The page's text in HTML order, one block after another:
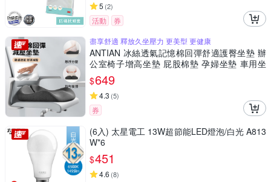
5 (2)
活動
券
盡享舒適 釋放久坐壓力 更美型 更健康
ANTIAN 冰絲透氣記憶棉回彈舒適護臀坐墊 辦
公室椅子增高坐墊 屁股棉墊 孕婦坐墊 車用坐
墊 痔瘡墊
$649
4.3 (5)
券
(6入) 太星電工 13W超節能LED燈泡/白光 A813
W*6
$451
4.6 (8)